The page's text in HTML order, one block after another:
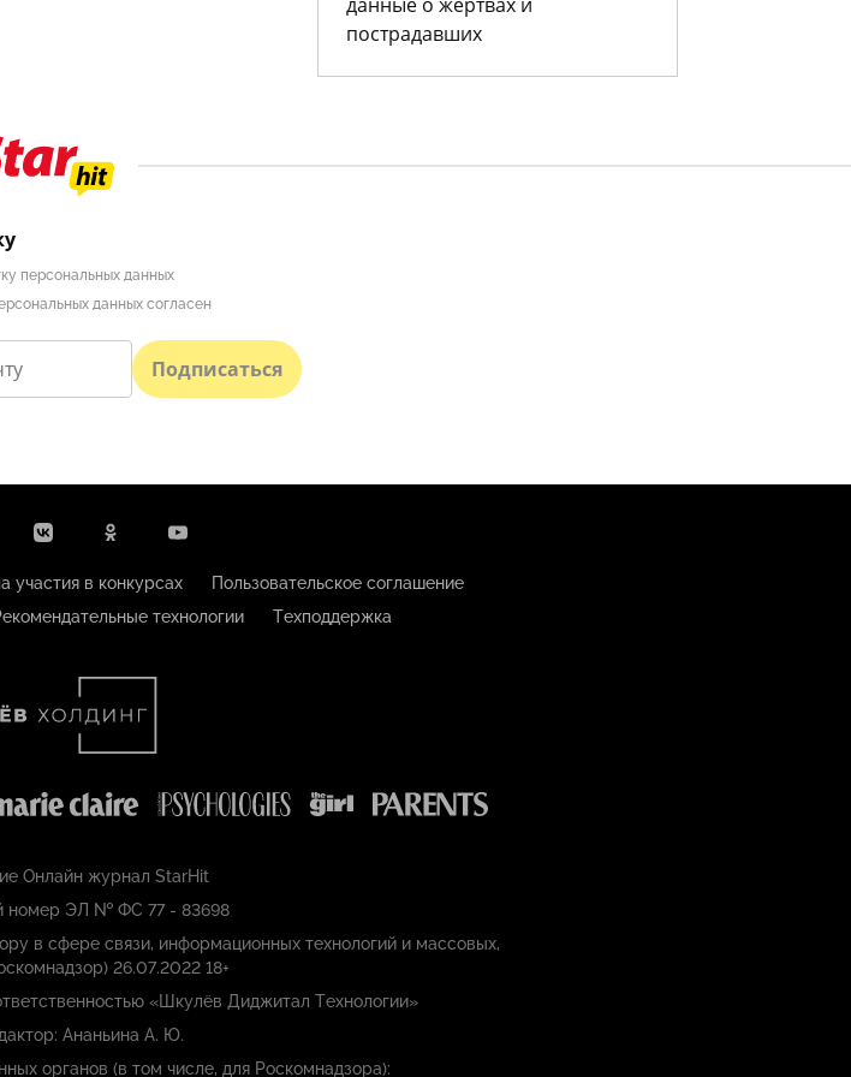
пострадавших
персональных данных
данных согласен
Подписаться
участия в конкурсах
Пользовательское соглашение
технологии Техподдержка
Онлайн журнал StarHit
номер ЭЛ № ФС 77 - 83698
в сфере связи, информационных технологий и массовых,
26.07.2022 18+
«Шкулёв Диджитал Технологии»
Ананьина А. Ю.
органов (в том числе, для Роскомнадзора):